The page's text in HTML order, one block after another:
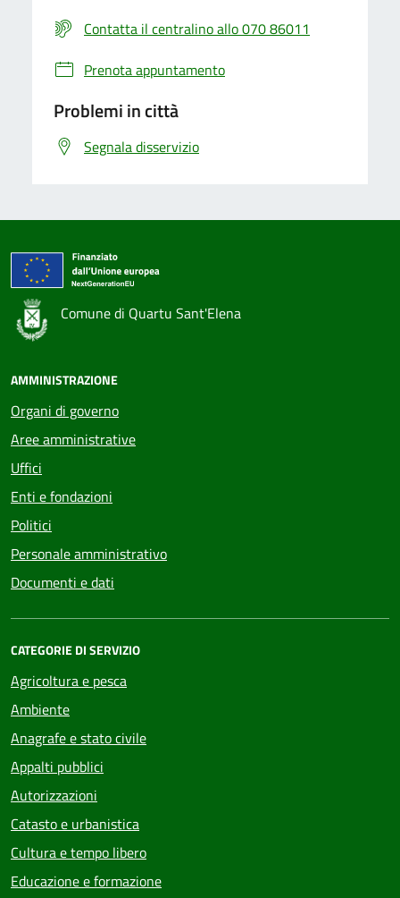
Contatta il centralino allo 070 86011
Prenota appuntamento
Problemi in città
Segnala disservizio
Comune di Quartu Sant'Elena
AMMINISTRAZIONE
Organi di governo
Aree amministrative
Uffici
Enti e fondazioni
Politici
Personale amministrativo
Documenti e dati
CATEGORIE DI SERVIZIO
Agricoltura e pesca
Ambiente
Anagrafe e stato civile
Appalti pubblici
Autorizzazioni
Catasto e urbanistica
Cultura e tempo libero
Educazione e formazione